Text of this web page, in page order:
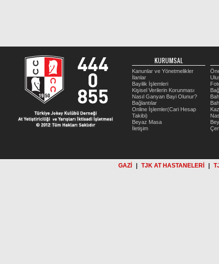
KURUMSAL
Kanunlar ve Yönetmelikler
İlanlar
Bayilik İşlemleri
Kişisel Verilerin Korunması
Nasıl Ganyan Bayi Olunur?
Bağlantılar
Online İşlemler(Cari Hesap
Takibi)
Beyaz Masa
İletişim
GAZİ TJK AT HASTANELERİ